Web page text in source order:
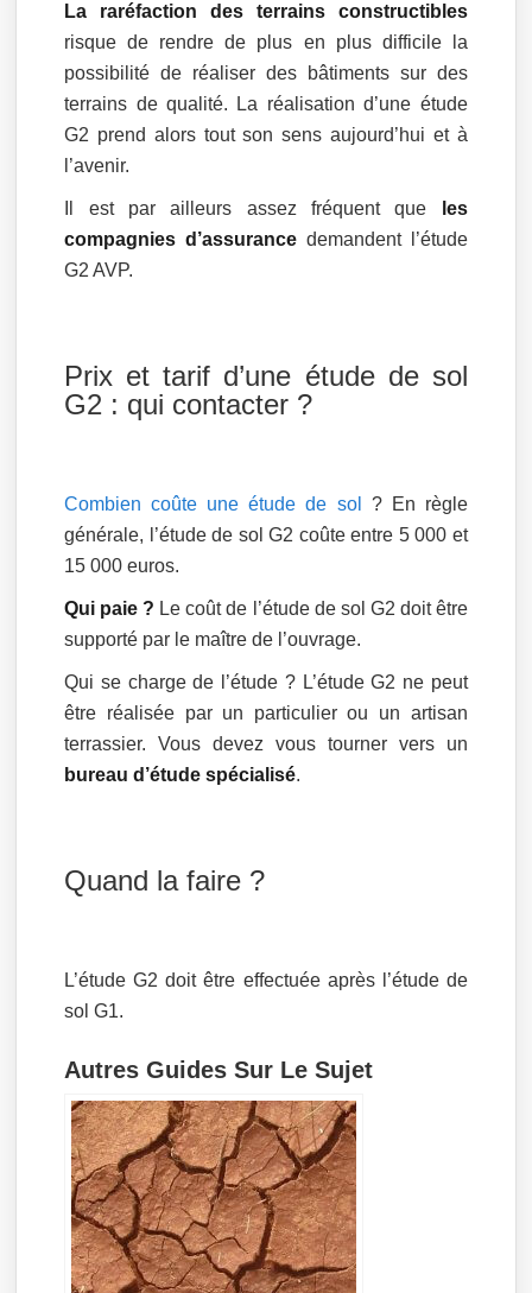
La raréfaction des terrains constructibles
risque de rendre de plus en plus difficile la
possibilité de réaliser des bâtiments sur des
terrains de qualité. La réalisation d’une étude
G2 prend alors tout son sens aujourd’hui et à
l’avenir.
Il est par ailleurs assez fréquent que les
compagnies d’assurance demandent l’étude
G2 AVP.
Prix et tarif d’une étude de sol
G2 : qui contacter ?
Combien coûte une étude de sol
? En règle
générale, l’étude de sol G2 coûte entre 5 000 et
15 000 euros.
Qui paie ? Le coût de l’étude de sol G2 doit être
supporté par le maître de l’ouvrage.
Qui se charge de l’étude ? L’étude G2 ne peut
être réalisée par un particulier ou un artisan
terrassier. Vous devez vous tourner vers un
bureau d’étude spécialisé.
Quand la faire ?
L’étude G2 doit être effectuée après l’étude de
sol G1.
Autres Guides Sur Le Sujet